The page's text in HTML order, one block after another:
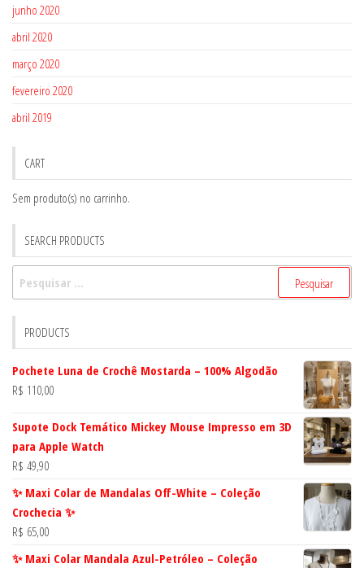
junho 2020
abril 2020
março 2020
fevereiro 2020
abril 2019
CART
Sem produto(s) no carrinho.
SEARCH PRODUCTS
PRODUCTS
Pochete Luna de Crochê Mostarda – 100% Algodão
R$ 110,00
Supote Dock Temático Mickey Mouse Impresso em 3D
para Apple Watch
R$ 49,90
✨ Maxi Colar de Mandalas Off-White – Coleção
Crochecia ✨
R$ 65,00
✨ Maxi Colar Mandala Azul-Petróleo – Coleção